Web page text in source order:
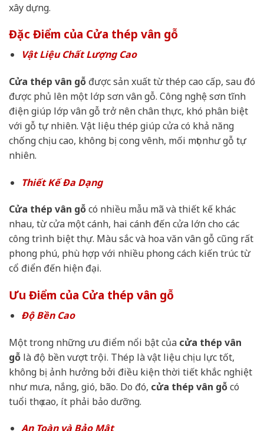
xây dựng.
Đặc Điểm của Cửa thép vân gỗ
Vật Liệu Chất Lượng Cao
Cửa thép vân gỗ được sản xuất từ thép cao cấp, sau đó
được phủ lên một lớp sơn vân gỗ. Công nghệ sơn tĩnh
điện giúp lớp vân gỗ trở nên chân thực, khó phân biệt
với gỗ tự nhiên. Vật liệu thép giúp cửa có khả năng
chống chịu cao, không bị cong vênh, mối mọt như gỗ tự
nhiên.
Thiết Kế Đa Dạng
Cửa thép vân gỗcó nhiều mẫu mã và thiết kế khác
nhau, từ cửa một cánh, hai cánh đến cửa lớn cho các
công trình biệt thự. Màu sắc và hoa văn vân gỗ cũng rất
phong phú, phù hợp với nhiều phong cách kiến trúc từ
cổ điển đến hiện đại.
Ưu Điểm của Cửa thép vân gỗ
Độ Bền Cao
Một trong những ưu điểm nổi bật của cửa thép vân
gỗ là độ bền vượt trội. Thép là vật liệu chịu lực tốt,
không bị ảnh hưởng bởi điều kiện thời tiết khắc nghiệt
như mưa, nắng, gió, bão. Do đó, cửa thép vân gỗcó
tuổi thọ cao, ít phải bảo dưỡng.
An Toàn và Bảo Mật